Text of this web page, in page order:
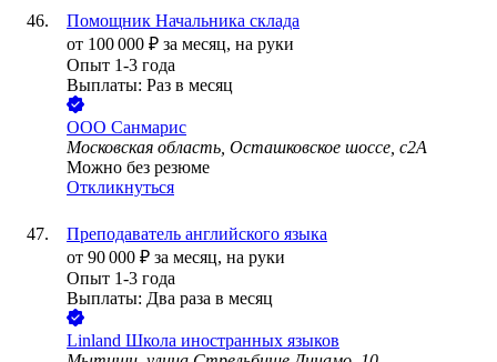
Помощник Начальника склада
от 100 000 ₽ за месяц, на руки
Опыт 1-3 года
Выплаты: Раз в месяц
ООО Санмарис
Московская область, Осташковское шоссе, с2А
Можно без резюме
Откликнуться
Преподаватель английского языка
от 90 000 ₽ за месяц, на руки
Опыт 1-3 года
Выплаты: Два раза в месяц
Linland Школа иностранных языков